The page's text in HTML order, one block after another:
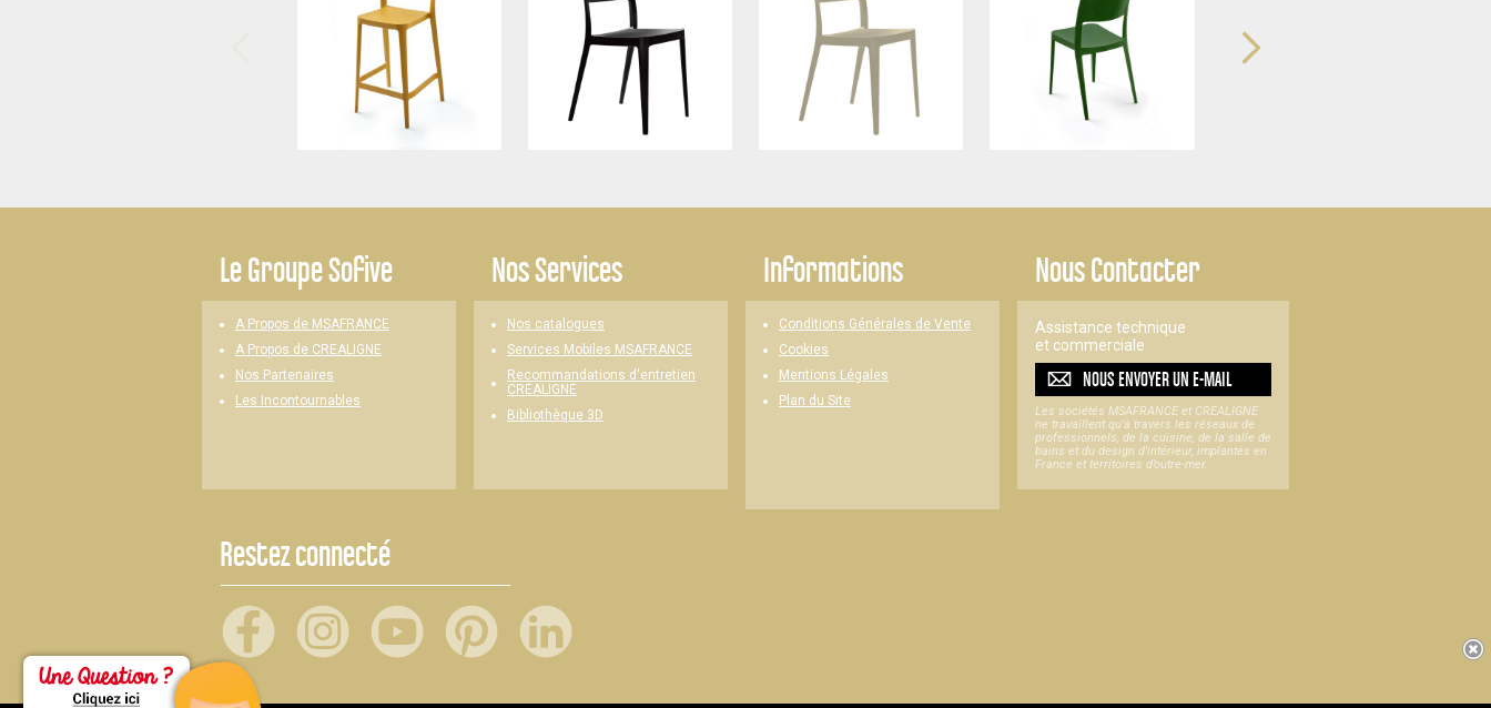
LeGroupe Sofive
A Propos de MSAFRANCE
A Propos de CREALIGNE
Nos Partenaires
Les Incontournables
Nos Services
Nos catalogues
Services Mobiles MSAFRANCE
Recommandations d'entretien
CREALIGNE
Bibliothèque 3D
Informations
Conditions Générales de Vente
Cookies
Mentions Légales
Plan du Site
Nous Contacter
Assistance technique
et commerciale
NOUS ENVOYER UNE-MAIL
Les sociétés MSAFRANCE et CREALIGNE
ne travaillent qu'à travers les réseaux de
professionnels, de la cuisine, de la salle de
bains et du design d'intérieur, implantés en
France et territoires d’outre-mer.
Restez connecté